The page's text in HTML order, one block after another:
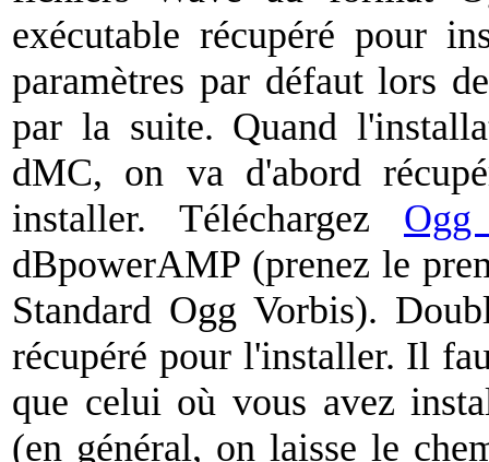
exécutable récupéré pour
paramètres par défaut lors
par la suite. Quand
dMC, on va d'abord
installer. Téléchargez
dBpowerAMP (prenez le
Standard Ogg Vorbis).
récupéré pour l'installer. Il
que celui où vous avez
(en général, on laisse le